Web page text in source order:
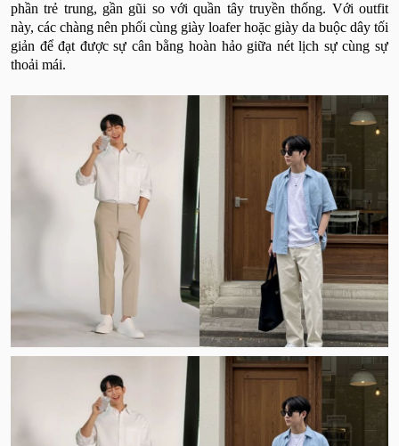
phần trẻ trung, gần gũi so với quần tây truyền thống. Với outfit
này, các chàng nên phối cùng giày loafer hoặc giày da buộc dây tối
giản để đạt được sự cân bằng hoàn hảo giữa nét lịch sự cùng sự
thoải mái.